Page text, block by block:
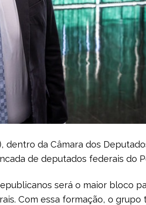
da Câmara dos
de deputados federais do
será o maior bloco
Com essa formação, o